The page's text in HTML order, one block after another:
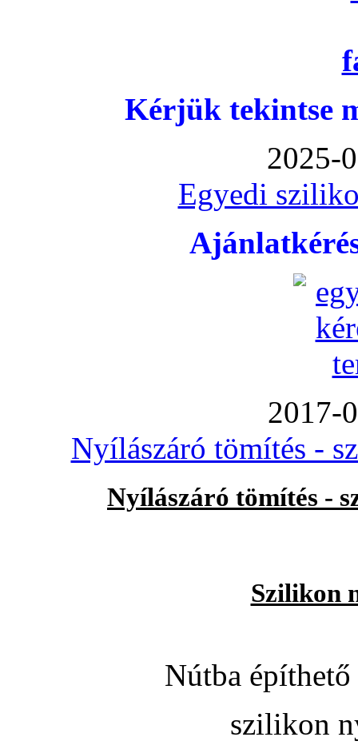
Kérjük tekintse
2025-
Egyedi
2017-
Nyílászáró tömítés -
Nyílászáró tömítés -
Szilikon
Nútba
szilikon